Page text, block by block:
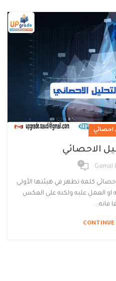
احصائي
الاحصائي
Gamal
0
كلمة تظهر في هيئتها الأولى
العمل عليه ولكنه على العكس
فانه...
CONTINUE